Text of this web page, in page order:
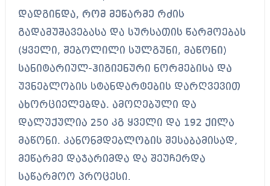
დადგინდა, რომ მეწარმე რძის
გადამუშავებასა და სურსათის წარმოებას
(ყველი, შებოლილი სულგუნი, მაწონი)
სანიტარიულ-ჰიგიენური ნორმებისა და
უვნებლობის სტანდარტების დარღვევით
ახორციელებდა. ამოღებული და
დალუქულია 250 კგ ყველი და 192 ქილა
მაწონი. კანონმდებლობის შესაბამისად,
მეწარმე დაჯარიმდა და შეუჩერდა
საწარმოო პროცესი.